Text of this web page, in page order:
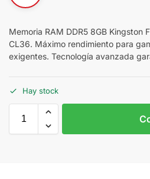
Memoria RAM DDR5 8GB Kingston
CL36. Máximo rendimiento para
exigentes. Tecnología avanzada
Hay stock